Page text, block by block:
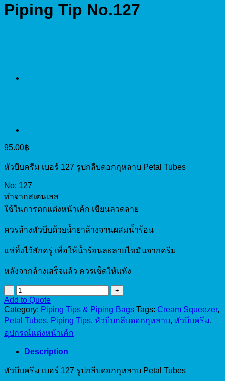
Piping Tip No.127
95.00฿
หัวบีบครีม เบอร์ 127 รูปกลีบดอกกุหลาบ Petal Tubes
No: 127
ทำจากสเตนเลส
ใช้ในการตกแต่งหน้าเค้ก เขียนลวดลาย
ควรล้างหัวบีบด้วยน้ำยาล้างจานผสมน้ำร้อน
แช่ทิ้งไว้สักครู่ เพื่อให้น้ำร้อนละลายไขมันจากครีม
หลังจากล้างเสร็จแล้ว ควรเช็ดให้แห้ง
Piping
Tip
No.127
quantity
Add to Quote
Category: Piping Tips & Piping Bags Tags: Cream Squeezer,
Petal Tubes, Piping Tips, หัวบีบกลีบดอกกุหลาบ, หัวบีบครีม,
อุปกรณ์แต่งหน้าเค้ก
Description
หัวบีบครีม เบอร์ 127 รูปกลีบดอกกุหลาบ Petal Tubes